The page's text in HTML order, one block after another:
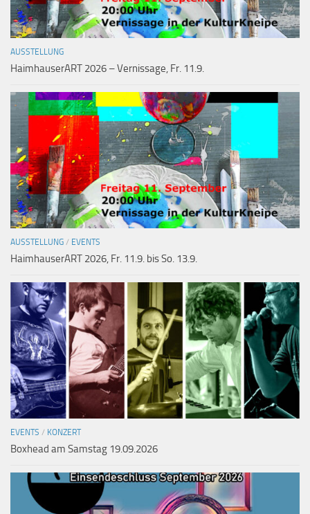
AUSSTELLUNG
HaimhauserART 2026 – Vernissage, Fr. 11.9.
AUSSTELLUNG / EVENTS
HaimhauserART 2026, Fr. 11.9. bis So. 13.9.
EVENTS / KONZERT
Boxhead am Samstag 19.09.2026